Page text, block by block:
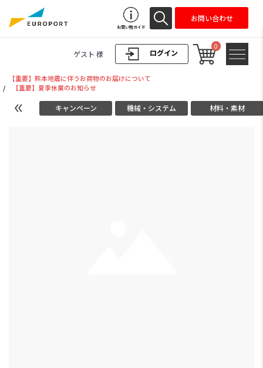
ログイン
ゲスト 様
0
お買い物ガイド
お問い合わせ
【重要】熊本地震に伴うお荷物のお届けについて
/
【重要】夏季休業のお知らせ
キャンペーン 機械・システム 材料・素材